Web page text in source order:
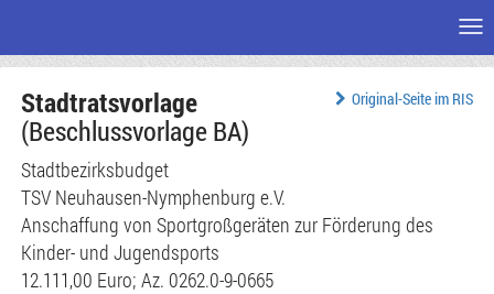
Seiteninhalt
Original-Seite im RIS
Stadtratsvorlage
(Beschlussvorlage BA)
Stadtbezirksbudget
TSV Neuhausen-Nymphenburg e.V.
Anschaffung von Sportgroßgeräten zur Förderung des
Kinder- und Jugendsports
12.111,00 Euro; Az. 0262.0-9-0665